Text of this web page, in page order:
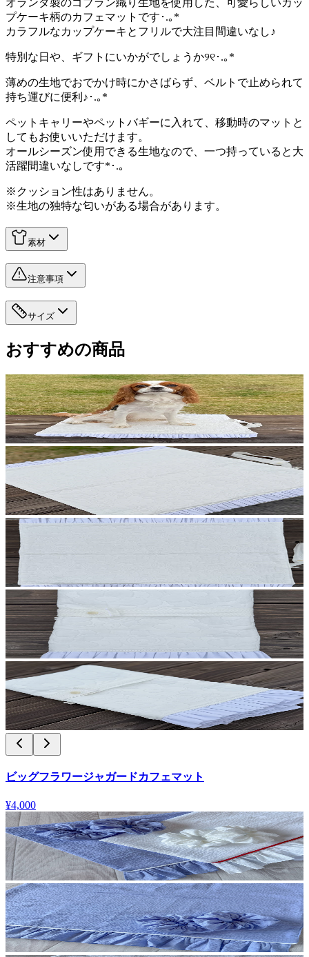
オランダ製のゴブラン織り生地を使用した、可愛らしいカッ
プケーキ柄のカフェマットです･.｡*
カラフルなカップケーキとフリルで大注目間違いなし♪
特別な日や、ギフトにいかがでしょうか୨୧･.｡*
薄めの生地でおでかけ時にかさばらず、ベルトで止められて
持ち運びに便利♪･.｡*
ペットキャリーやペットバギーに入れて、移動時のマットと
してもお使いいただけます。
オールシーズン使用できる生地なので、一つ持っていると大
活躍間違いなしです*･.｡
※クッション性はありません。
※生地の独特な匂いがある場合があります。
素材
注意事項
サイズ
おすすめの商品
ビッグフラワージャガードカフェマット
¥4,000